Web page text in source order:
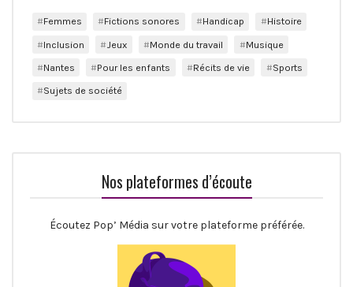
Femmes Fictions sonores Handicap
Histoire
Inclusion
Jeux Monde du travail
Musique
Nantes
Pour les enfants Récits de vie
Sports
Sujets de société
Nos plateformes d’écoute
Écoutez Pop’ Média sur votre plateforme préférée.